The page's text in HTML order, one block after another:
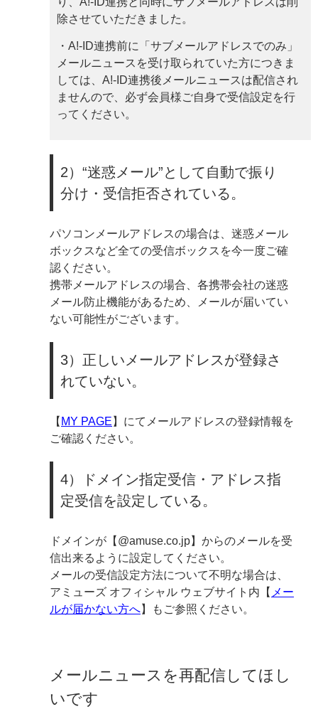
除させていただきました。
・A!-ID連携前に「サブメールアドレスでのみ」
メールニュースを受け取られていた方につきま
しては、A!-ID連携後メールニュースは配信され
ませんので、必ず会員様ご自身で受信設定を行
ってください。
2）“迷惑メール”として自動で振り
分け・受信拒否されている。
パソコンメールアドレスの場合は、迷惑メール
ボックスなど全ての受信ボックスを今一度ご確
認ください。
携帯メールアドレスの場合、各携帯会社の迷惑
メール防止機能があるため、メールが届いてい
ない可能性がございます。
3）正しいメールアドレスが登録さ
れていない。
【 MY PAGE 】にてメールアドレスの登録情報を
ご確認ください。
4）ドメイン指定受信・アドレス指
定受信を設定している。
ドメインが【@amuse.co.jp】からのメールを受
信出来るように設定してください。
メールの受信設定方法について不明な場合は、
アミューズ オフィシャル ウェブサイト内【 メー
ルが届かない方へ】もご参照ください。
メールニュースを再配信してほし
いです